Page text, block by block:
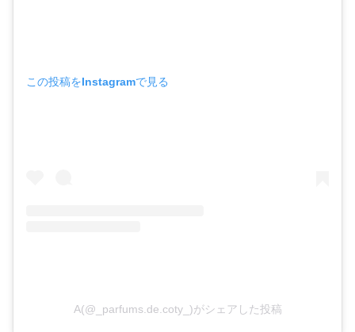
この投稿をInstagramで見る
A(@_parfums.de.coty_)がシェアした投稿